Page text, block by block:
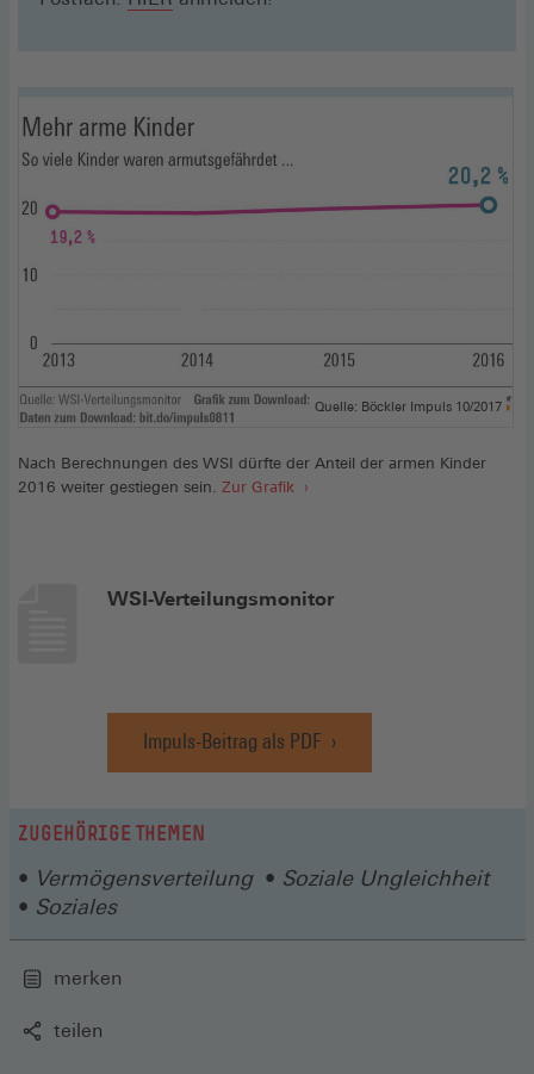
Fenster)
Quelle: Böckler Impuls 10/2017
Nach Berechnungen des WSI dürfte der Anteil der armen Kinder
2016 weiter gestiegen sein. Zur Grafik
WSI-Verteilungsmonitor
Impuls-Beitrag als PDF
(Öffnet
in
ZUGEHÖRIGE THEMEN
Vermögensverteilung
Soziale Ungleichheit
Soziales
merken
teilen